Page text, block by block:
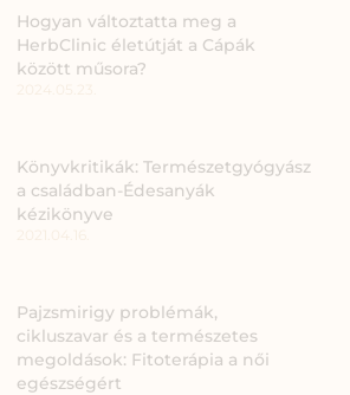
Hogyan változtatta meg a
HerbClinic életútját a Cápák
között műsora?
Könyvkritikák: Természetgyógyász
a családban-Édesanyák
kézikönyve
Pajzsmirigy problémák,
cikluszavar és a természetes
megoldások: Fitoterápia a női
egészségért